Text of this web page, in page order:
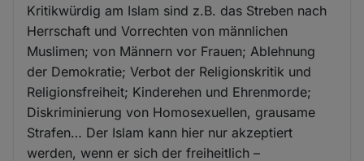
Kritikwürdig am Islam sind z.B. das Streben nach
Herrschaft und Vorrechten von männlichen
Muslimen; von Männern vor Frauen; Ablehnung
der Demokratie; Verbot der Religionskritik und
Religionsfreiheit; Kinderehen und Ehrenmorde;
Diskriminierung von Homosexuellen, grausame
Strafen… Der Islam kann hier nur akzeptiert
werden, wenn er sich der freiheitlich –